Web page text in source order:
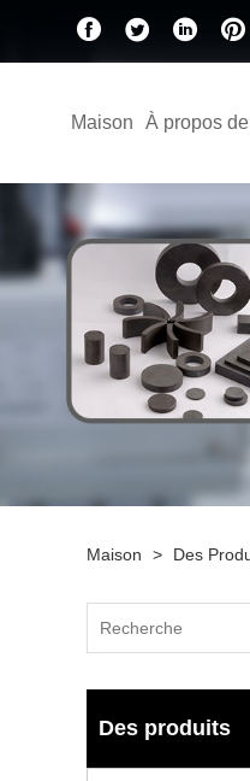
Maison À propos
Maison > Des
Des produits